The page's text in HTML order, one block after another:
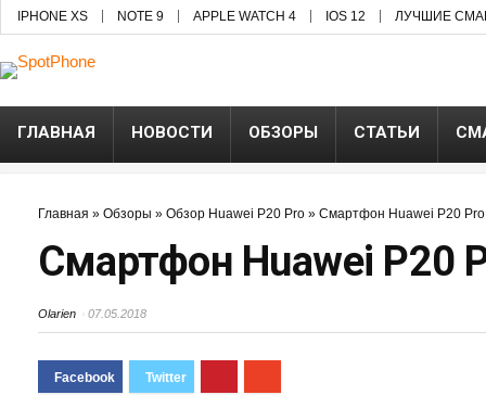
IPHONE XS NOTE 9 APPLE WATCH 4 IOS 12 ЛУЧШИЕ
ГЛАВНАЯ НОВОСТИ ОБЗОРЫ СТАТЬИ
Главная » Обзоры » Обзор Huawei P20 Pro » Смартфон Huawei P20 Pro
Смартфон Huawei P20
Olarien 07.05.2018